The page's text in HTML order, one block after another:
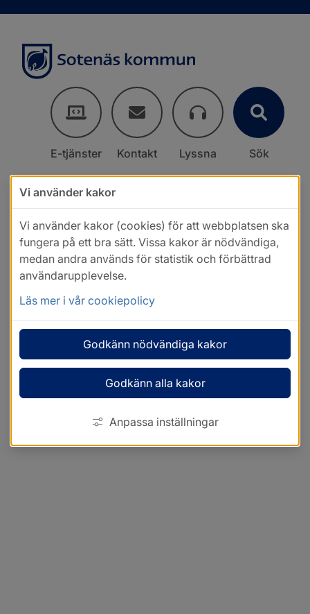
E-tjänster Kontakt Lyssna Sök
Vi använder kakor
Vi använder kakor (cookies) för att webbplatsen ska
fungera på ett bra sätt. Vissa kakor är nödvändiga,
medan andra används för statistik och förbättrad
användarupplevelse.
Läs mer i vår cookiepolicy
Godkänn nödvändiga kakor
Godkänn alla kakor
Anpassa inställningar